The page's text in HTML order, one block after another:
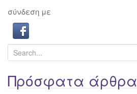
σύνδεση με
e
a
rΠρόσφατα άρθρα